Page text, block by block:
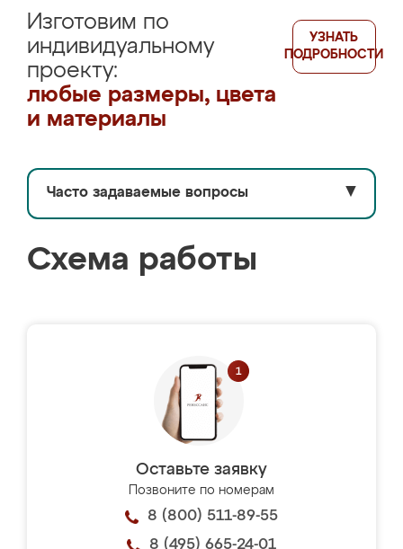
Изготовим по
индивидуальному
проекту:
любые размеры, цвета
и материалы
УЗНАТЬ
ПОДРОБНОСТИ
Часто задаваемые вопросы ▼
Схема работы
Оставьте заявку
Позвоните по номерам
8 (800) 511-89-55
8 (495) 665-24-01